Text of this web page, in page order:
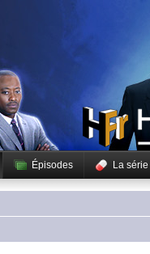
Épisodes La série